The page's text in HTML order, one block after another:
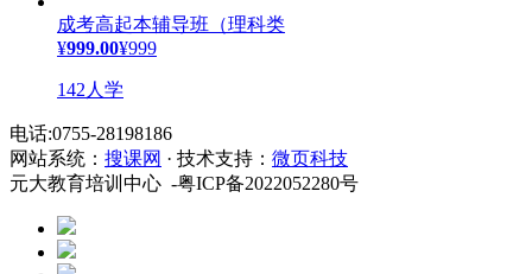
成考高起本辅导班（理科类
¥999.00¥999
142人学
电话:0755-28198186
网站系统： 搜课网 · 技术支持： 微页科技
元大教育培训中心 -粤ICP备2022052280号